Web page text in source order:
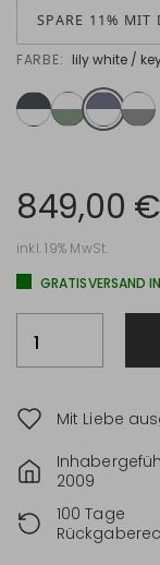
SPARE 11% MIT
FARBE: lily white /
849,00
inkl. 19% MwSt.
GRATISVERSAND
Mit Liebe
2009
100 Tage